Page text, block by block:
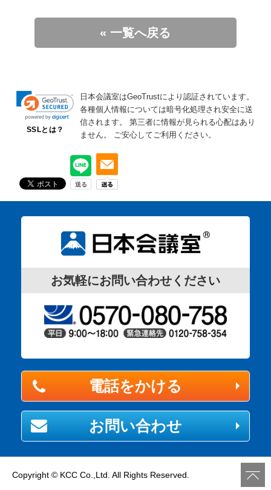
« 一覧へ戻る
SSLとは？
日本会議室はGeoTrustにより認証されています。
各種個人情報については暗号化処理され安全に送
信されます。
第三者に情報が見られる心配はあり
ません。
ご安心してご利用ください。
お気軽にお問い合わせください
電話をかける
お問い合わせ
Copyright © KCC Co.,Ltd. All Rights Reserved.